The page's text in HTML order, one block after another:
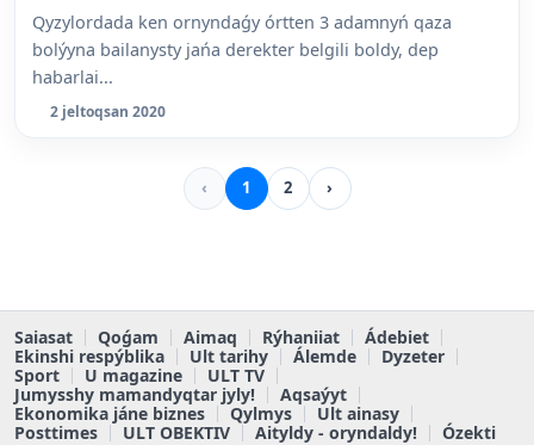
Qyzylordada ken ornyndaǵy órtten 3 adamnyń qaza
bolýyna bailanysty jańa derekter belgili boldy, dep
habarlai...
2 jeltoqsan 2020
‹ 1 2 ›
Saiasat Qoǵam Aimaq Rýhaniiat
Ádebiet
Ekinshi respýblika
Ult tarihy Álemde
Dyzeter
Sport
U magazine
ULT TV
Jumysshy mamandyqtar jyly!
Aqsaýyt
Ekonomika jáne biznes
Qylmys
Ult ainasy
Posttimes
ULT OBEKTIV Aityldy - oryndaldy! Ózekti